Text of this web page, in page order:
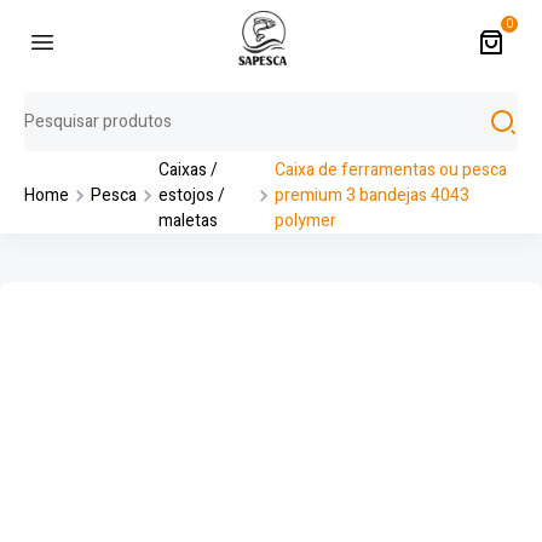
0
Home Pesca
Caixas /
estojos /
maletas
Caixa de ferramentas ou pesca
premium 3 bandejas 4043
polymer